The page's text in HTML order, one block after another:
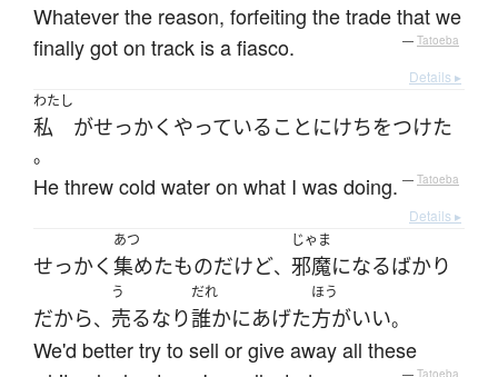
Whatever the reason, forfeiting the trade that we
finally got on track is a fiasco.
— Tatoeba
Details ▸
わたし
私 がせっかく やっている ことにけちをつけた
。
He threw cold water on what I was doing. — Tatoeba
Details ▸
せっかく
あつ
集めたものだけど、
じゃま
邪魔になるばかり
だから、
う
売るなり
だれ
誰かにあげた
ほう
方がいい。
We'd better try to sell or give away all these
— Tatoeba